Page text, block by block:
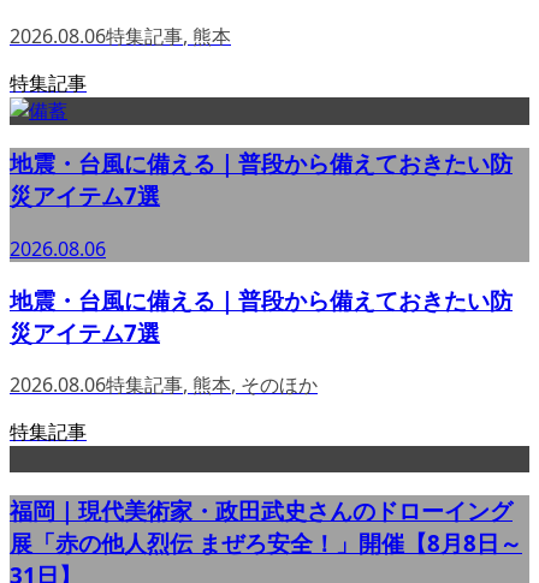
2026.08.06特集記事, 熊本
特集記事
地震・台風に備える｜普段から備えておきたい防
災アイテム7選
2026.08.06
地震・台風に備える｜普段から備えておきたい防
災アイテム7選
2026.08.06特集記事, 熊本, そのほか
特集記事
福岡｜現代美術家・政田武史さんのドローイング
展「赤の他人烈伝 まぜろ安全！」開催【8月8日～
31日】